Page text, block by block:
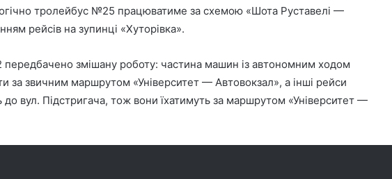
тролейбус №25 працюватиме за схемою «Шота Руставелі —
рейсів на зупинці «Хуторівка».
змішану роботу: частина машин із автономним ходом
за звичним маршрутом «Університет — Автовокзал», а інші рейси
до вул. Підстригача, тож вони їхатимуть за маршрутом «Університет —